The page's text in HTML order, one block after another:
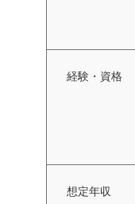
経験・資格
想定年収